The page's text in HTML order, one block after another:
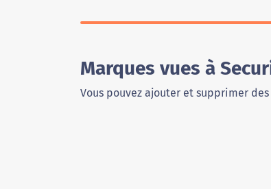
Marques vues à
Vous pouvez ajouter et supprimer